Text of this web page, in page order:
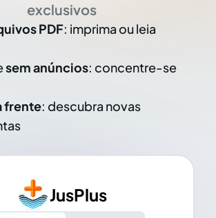
exclusivos
PDF: imprima ou leia
sem anúncios: concentre-se
frente: descubra novas
JusPlus